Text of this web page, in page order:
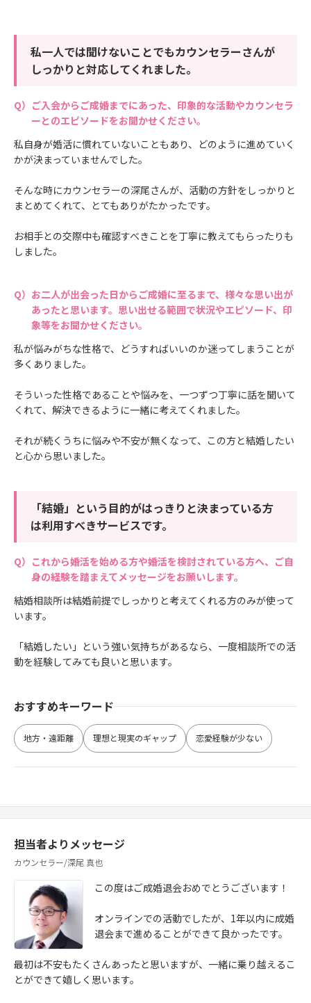
私一人では聞けないことでもカウンセラーさんが
しっかりと対応してくれました。
ご入会からご成婚までにあった、印象的な活動やカウンセラ
ーとのエピソードをお聞かせください。
私自身が婚活に慣れていないこともあり、どのように進めていく
かが決まっていませんでした。
そんな時にカウンセラーの深尾さんが、活動の方針をしっかりと
まとめてくれて、とてもありがたかったです。
お相手との交際中も確認すべきことを丁寧に教えてもらったりも
しました。
お二人が出会った日からご成婚に至るまで、様々な思い出が
あったと思います。思い出せる範囲で状況やエピソード、印
象等をお聞かせください。
私が悩みがちな性格で、どうすればいいのか迷ってしまうことが
多くありました。
そういった性格であることや悩みを、一つずつ丁寧に話を聞いて
くれて、解決できるように一緒に考えてくれました。
それが続くうちに悩みや不安が無くなって、この方と結婚したい
と心から思いました。
「結婚」という目的がはっきりと決まっている方
は利用すべきサービスです。
これから婚活を始める方や婚活を検討されている方へ、ご自
身の経験を踏まえてメッセージをお願いします。
結婚相談所は結婚前提でしっかりと考えてくれる方のみが使って
います。
「結婚したい」という強い気持ちがあるなら、一度相談所での活
動を経験してみても良いと思います。
おすすめキーワード
地方・遠距離 理想と現実のギャップ 恋愛経験が少ない
担当者よりメッセージ
カウンセラー/深尾 真也
この度はご成婚退会おめでとうございます！
オンラインでの活動でしたが、1年以内に成婚
退会まで進めることができて良かったです。
最初は不安もたくさんあったと思いますが、一緒に乗り越えるこ
とができて嬉しく思います。